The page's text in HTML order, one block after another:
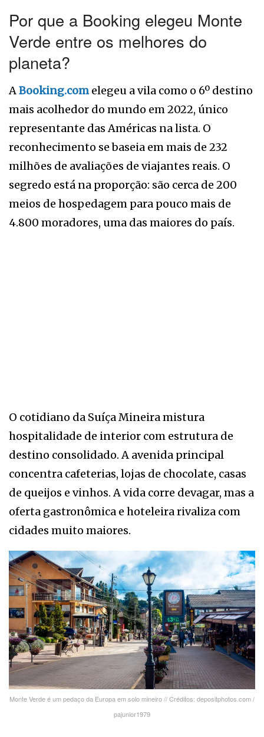
Por que a Booking elegeu Monte
Verde entre os melhores do
planeta?
ABooking.comelegeu a vila como o 6º destino
mais acolhedor do mundo em 2022, único
representante das Américas na lista. O
reconhecimento se baseia em mais de 232
milhões de avaliações de viajantes reais. O
segredo está na proporção: são cerca de 200
meios de hospedagem para pouco mais de
4.800 moradores, uma das maiores do país.
O cotidiano da Suíça Mineira mistura
hospitalidade de interior com estrutura de
destino consolidado. A avenida principal
concentra cafeterias, lojas de chocolate, casas
de queijos e vinhos. A vida corre devagar, mas a
oferta gastronômica e hoteleira rivaliza com
cidades muito maiores.
Monte Verde é um pedaço da Europa em solo mineiro // Créditos: depositphotos.com /
pajunior1979